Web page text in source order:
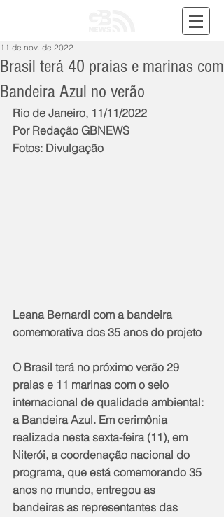
Brasil terá 40 praias e marinas com
Bandeira Azul no verão
11 de nov. de 2022
Rio de Janeiro, 11/11/2022
Por Redação GBNEWS
Fotos: Divulgação
Leana Bernardi com a bandeira
comemorativa dos 35 anos do projeto
O Brasil terá no próximo verão 29
praias e 11 marinas com o selo
internacional de qualidade ambiental:
a Bandeira Azul. Em cerimônia
realizada nesta sexta-feira (11), em
Niterói, a coordenação nacional do
programa, que está comemorando 35
anos no mundo, entregou as
bandeiras as representantes das